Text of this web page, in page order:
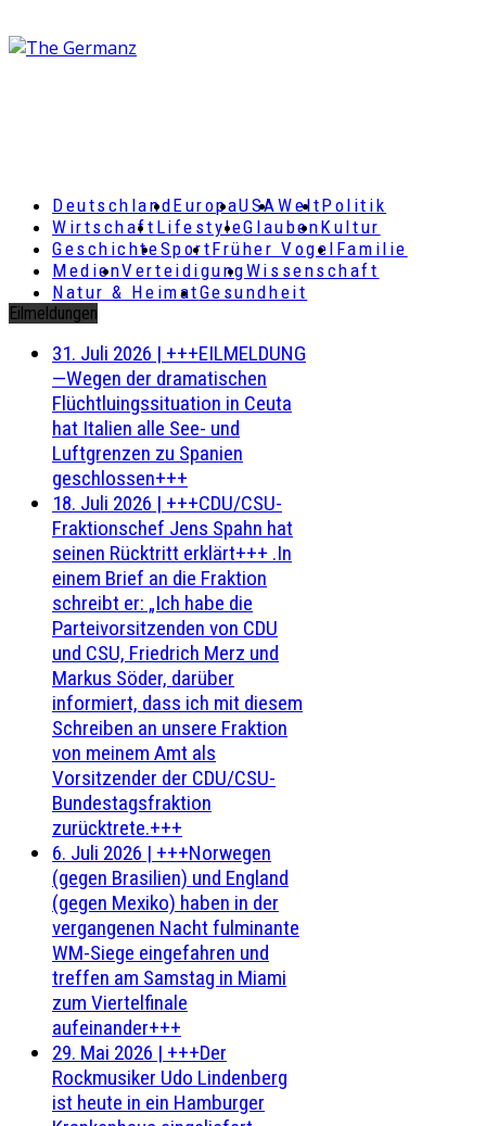
DeutschlandEuropaUSAWeltPolitik
Wirtschaft LifestyleGlaubenKultur
GeschichteSportFrüher Vogel Familie
MedienVerteidigungWissenschaft
Natur & HeimatGesundheit
Eilmeldungen
31. Juli 2026 | +++EILMELDUNG
—Wegen der dramatischen
Flüchtluingssituation in Ceuta
hat Italien alle See- und
Luftgrenzen zu Spanien
geschlossen+++
18. Juli 2026 | +++CDU/CSU-
Fraktionschef Jens Spahn hat
seinen Rücktritt erklärt+++ .In
einem Brief an die Fraktion
schreibt er: „Ich habe die
Parteivorsitzenden von CDU
und CSU, Friedrich Merz und
Markus Söder, darüber
informiert, dass ich mit diesem
Schreiben an unsere Fraktion
von meinem Amt als
Vorsitzender der CDU/CSU-
Bundestagsfraktion
zurücktrete.+++
6. Juli 2026 | +++Norwegen
(gegen Brasilien) und England
(gegen Mexiko) haben in der
vergangenen Nacht fulminante
WM-Siege eingefahren und
treffen am Samstag in Miami
zum Viertelfinale
aufeinander+++
29. Mai 2026 | +++Der
Rockmusiker Udo Lindenberg
ist heute in ein Hamburger